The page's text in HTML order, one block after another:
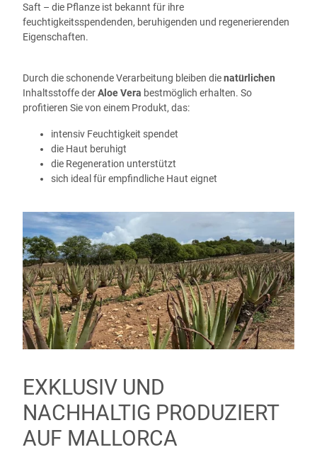
Saft – die Pflanze ist bekannt für ihre
feuchtigkeitsspendenden, beruhigenden und regenerierenden
Eigenschaften.
Durch die schonende Verarbeitung bleiben dienatürlichen
Inhaltsstoffe derAloe Vera bestmöglich erhalten. So
profitieren Sie von einem Produkt, das:
intensiv Feuchtigkeit spendet
die Haut beruhigt
die Regeneration unterstützt
sich ideal für empfindliche Haut eignet
EXKLUSIV UND
NACHHALTIG PRODUZIERT
AUF MALLORCA